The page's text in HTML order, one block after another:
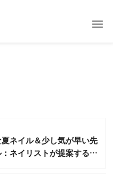
ネイル＆少し気が早い先
ネイリストが提案する季